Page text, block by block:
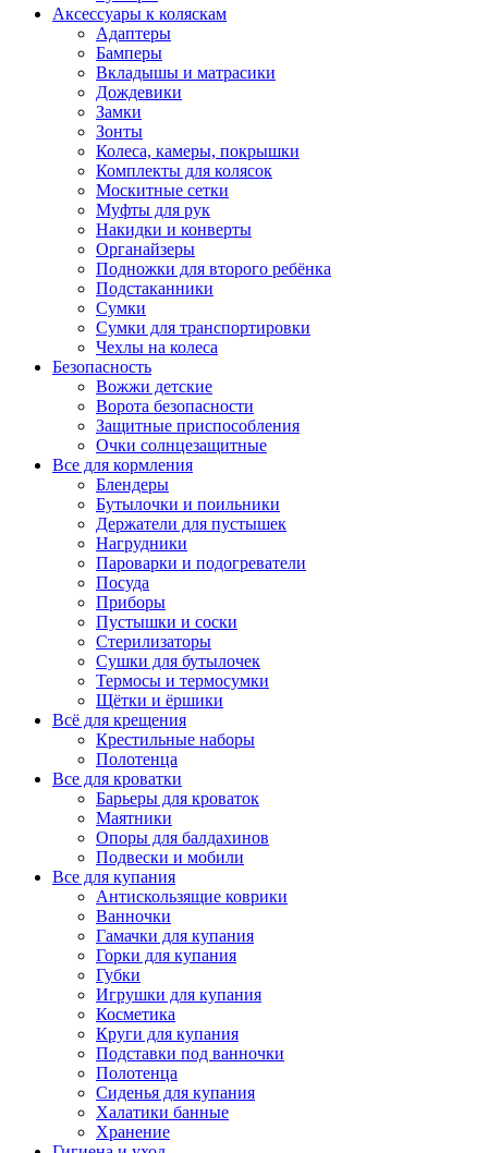
Аксессуары к коляскам
Адаптеры
Бамперы
Вкладышы и матрасики
Дождевики
Замки
Зонты
Колеса, камеры, покрышки
Комплекты для колясок
Москитные сетки
Муфты для рук
Накидки и конверты
Органайзеры
Подножки для второго ребёнка
Подстаканники
Сумки
Сумки для транспортировки
Чехлы на колеса
Безопасность
Вожжи детские
Ворота безопасности
Защитные приспособления
Очки солнцезащитные
Все для кормления
Блендеры
Бутылочки и поильники
Держатели для пустышек
Нагрудники
Пароварки и подогреватели
Посуда
Приборы
Пустышки и соски
Стерилизаторы
Сушки для бутылочек
Термосы и термосумки
Щётки и ёршики
Всё для крещения
Крестильные наборы
Полотенца
Все для кроватки
Барьеры для кроваток
Маятники
Опоры для балдахинов
Подвески и мобили
Все для купания
Антискользящие коврики
Ванночки
Гамачки для купания
Горки для купания
Губки
Игрушки для купания
Косметика
Круги для купания
Подставки под ванночки
Полотенца
Сиденья для купания
Халатики банные
Хранение